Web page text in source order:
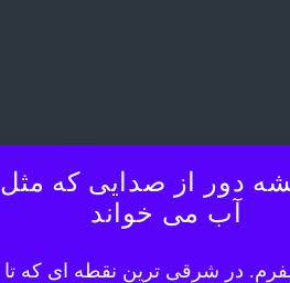
دور از صدایی که مثل
آب می خواند
در شرقی ترین نقطه ای که تا